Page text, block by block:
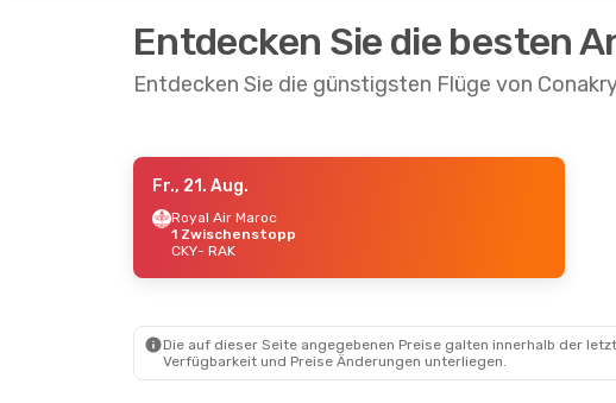
Entdecken Sie die besten
Entdecken Sie die günstigsten Flüge von
- So., 23. Aug.
Fr., 21. Aug.
Royal Air Maroc
1 Zwischenstopp
CKY- RAK
Die auf dieser Seite angegebenen Preise galten innerhalb der
Verfügbarkeit und Preise Änderungen unterliegen.